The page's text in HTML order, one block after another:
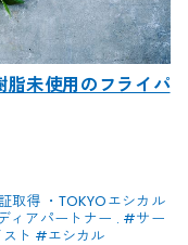
未使用のフライパ
取得 ・TOKYOエシカル
ィアパートナー . #サー
ト #エシカル